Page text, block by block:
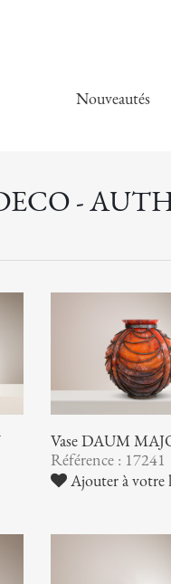
Nouveautés
-
Vase DAUM
Référence : 17241
Ajouter à votre